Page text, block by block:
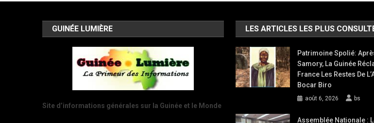
GUINÉE LUMIÈRE
Site d’informations générales sur la Guinée et le Monde
LES ARTICLES LES PLUS
Patrimoine Spolié:
Samory, La Guinée
France Les Restes De
Bocar Biro
août 6, 2026 bs
Assemblée Nationale :